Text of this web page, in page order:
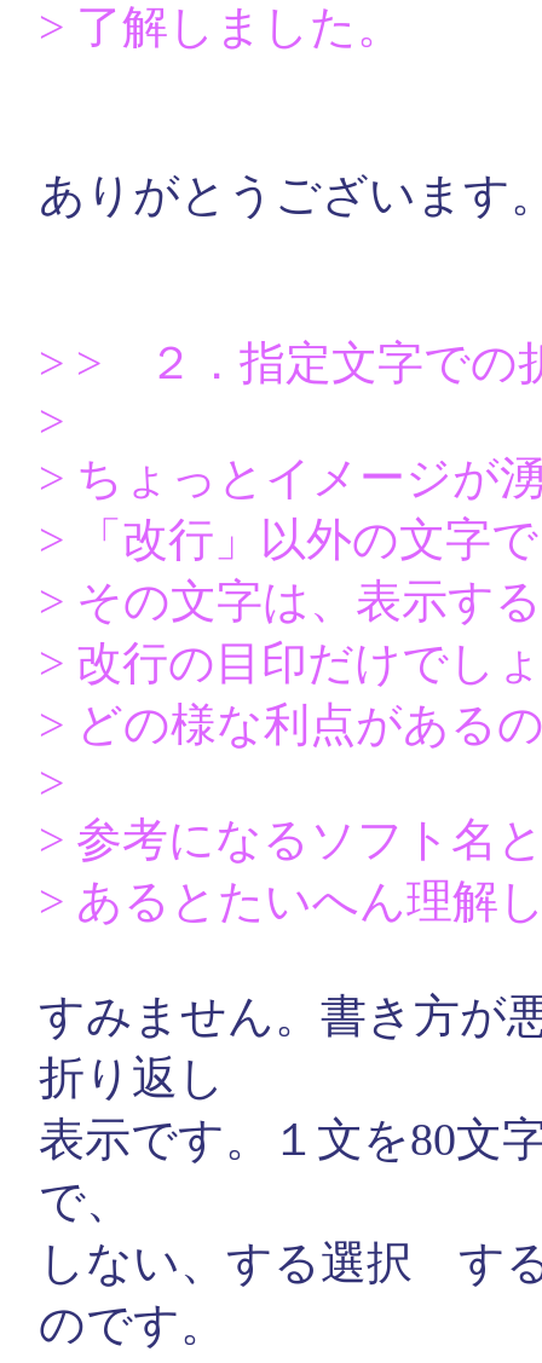
> 了解しました。
ありがとうございます
> > ２．指定文字での
>
> ちょっとイメージが
> 「改行」以外の文字
> その文字は、表示す
> 改行の目印だけでし
> どの様な利点がある
>
> 参考になるソフト名
> あるとたいへん理解
すみません。書き方が
折り返し
表示です。１文を80文
で、
しない、する選択 す
のです。